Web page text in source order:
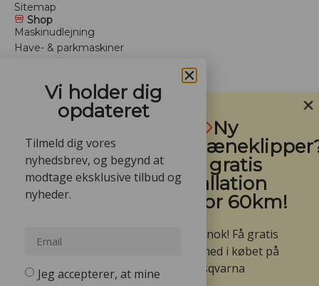
Sitemap
Shop
Maskinudlejning
Have- & parkmaskiner
Arbejdstøj
Værksted
Vinteropbevaring
Tilbud
For professionelle
Benzin plæneklipper
Hækkeklipper batteri
Husqvarna buskrydder
Leje af minigravere
Ny
- Få gratis
installation
indenfor 60km!
Ja den er go’ nok! Få gratis
installation med i købet på
udvalgte Husqvarna
Vi holder dig
opdateret
Tilmeld dig vores
nyhedsbrev, og begynd at
modtage eksklusive tilbud og
nyheder.
Jeg accepterer, at mine